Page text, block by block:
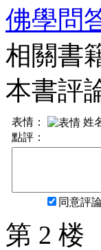
佛學問
相關書
本書評
表情： 姓
點評：
同意評
第 2 楼